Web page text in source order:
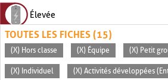
Élevée
TOUTES LES FICHES (15)
(X) Hors classe (X) Équipe (X) Petit
(X) Individuel (X) Activités développées